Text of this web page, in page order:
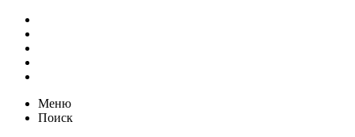
Меню
Поиск